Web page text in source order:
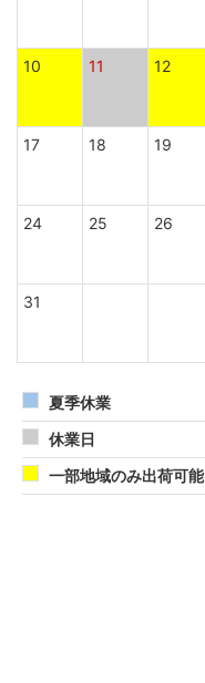
10 11 12
17 18 19
24 25 26
31
夏季休業
休業日
一部地域のみ出荷可能